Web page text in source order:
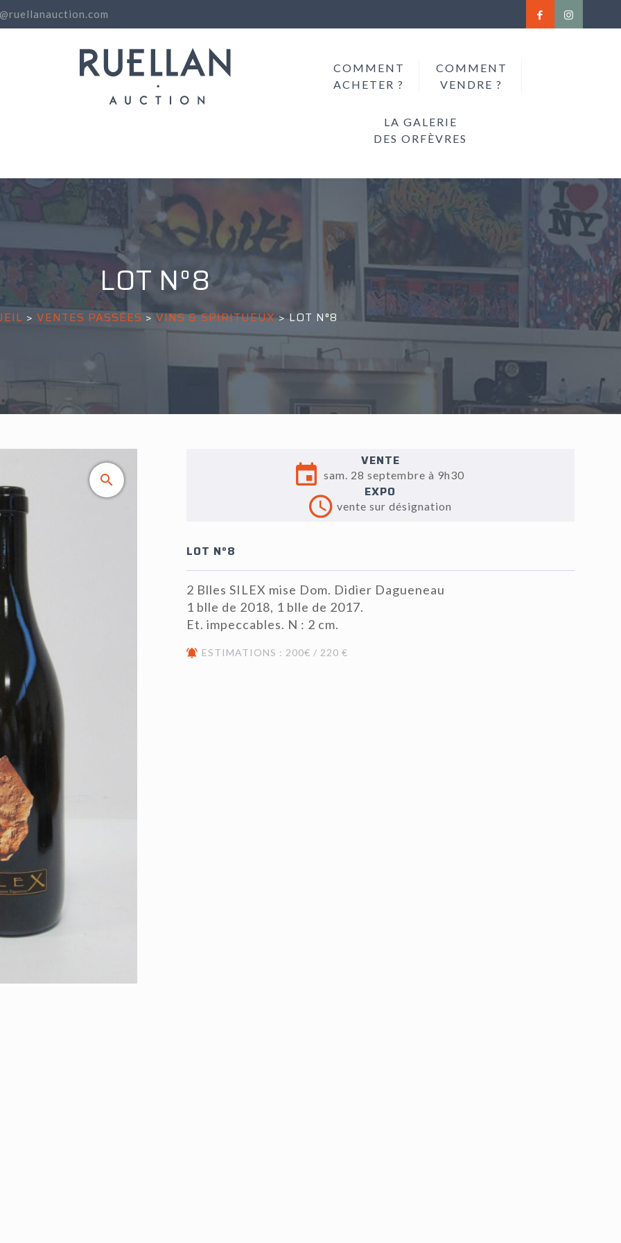
COMMENT
ACHETER ?
COMMENT
VENDRE ?
LA GALERIE
DES ORFÈVRES
LOT N°8
> VENTES PASSÉES>VINS & SPIRITUEUX>LOT N°8
VENTE
sam. 28 septembre à 9h30
EXPO
vente sur désignation
LOT N°8
2 Blles SILEX mise Dom. Didier Dagueneau
1 blle de 2018, 1 blle de 2017.
Et. impeccables. N : 2 cm.
ESTIMATIONS : 200€ / 220 €